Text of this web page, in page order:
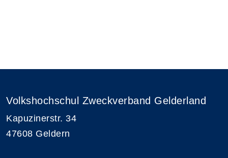
Volkshochschul Zweckverband Gelderland
Kapuzinerstr. 34
47608 Geldern